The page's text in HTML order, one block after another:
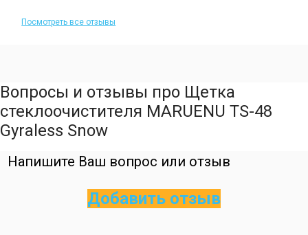
Посмотреть все отзывы
Вопросы и отзывы про Щетка
стеклоочистителя MARUENU TS-48
Gyraless Snow
Напишите Ваш вопрос или отзыв
Добавить отзыв